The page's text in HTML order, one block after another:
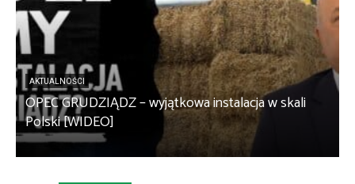
AKTUALNOŚCI
OPEC GRUDZIĄDZ – wyjątkowa instalacja w skali
Polski [WIDEO]